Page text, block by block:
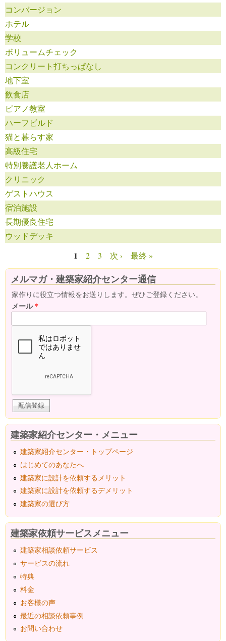
コンバージョン
ホテル
学校
ボリュームチェック
コンクリート打ちっぱなし
地下室
飲食店
ピアノ教室
ハーフビルド
猫と暮らす家
高級住宅
特別養護老人ホーム
クリニック
ゲストハウス
宿泊施設
長期優良住宅
ウッドデッキ
1 2 3 次 › 最終 »
メルマガ・建築家紹介センター通信
家作りに役立つ情報をお送りします。ぜひご登録ください。
メール*
建築家紹介センター・メニュー
建築家紹介センター・トップページ
はじめてのあなたへ
建築家に設計を依頼するメリット
建築家に設計を依頼するデメリット
建築家の選び方
建築家依頼サービスメニュー
建築家相談依頼サービス
サービスの流れ
特典
料金
お客様の声
最近の相談依頼事例
お問い合わせ